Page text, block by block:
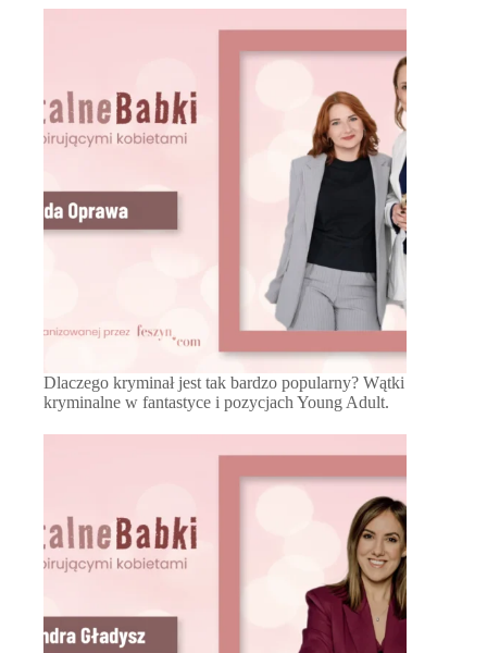
Dlaczego kryminał jest tak bardzo popularny? Wątki
kryminalne w fantastyce i pozycjach Young Adult.